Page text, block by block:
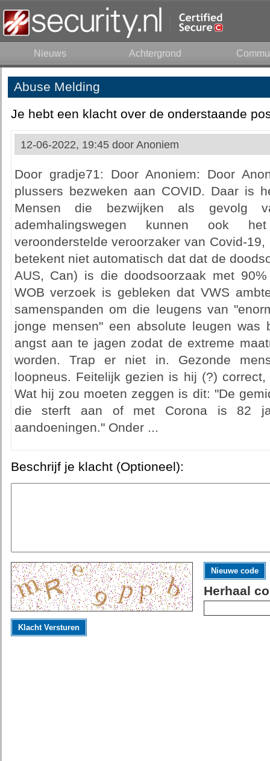
Nieuws Achtergrond
Abuse Melding
Je hebt een klacht over de onderstaande
12-06-2022, 19:45 door Anoniem
Door gradje71: Door Anoniem: Door
plussers bezweken aan COVID. Daar is
Mensen die bezwijken als gevolg
ademhalingswegen kunnen ook
veroonderstelde veroorzaker van Covid-
betekent niet automatisch dat dat de
AUS, Can) is die doodsoorzaak met
WOB verzoek is gebleken dat VWS
samenspanden om die leugens van
jonge mensen" een absolute leugen was
angst aan te jagen zodat de extreme
worden. Trap er niet in. Gezonde
loopneus. Feitelijk gezien is hij (?)
Wat hij zou moeten zeggen is dit: "De
die sterft aan of met Corona is 82
aandoeningen." Onder ...
Beschrijf je klacht (Optioneel):
Nieuwe code
Herhaal
Klacht Versturen